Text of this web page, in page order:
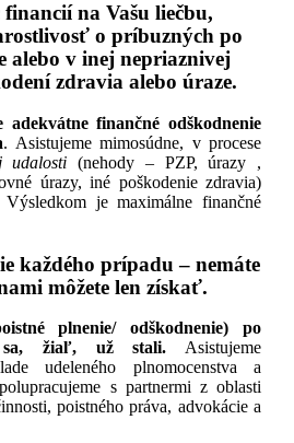
financií na Vašu liečbu,
o príbuzných po
alebo v inej nepriaznivej
zdravia alebo úraze.
adekvátne finančné odškodnenie
. Asistujeme mimosúdne, v procese
udalosti (nehody – PZP, úrazy ,
úrazy, iné poškodenie zdravia)
je maximálne finančné
každého prípadu – nemáte
môžete len získať.
plnenie/ odškodnenie) po
sa, žiaľ, už stali. Asistujeme
udeleného plnomocenstva a
s partnermi z oblasti
poistného práva, advokácie a